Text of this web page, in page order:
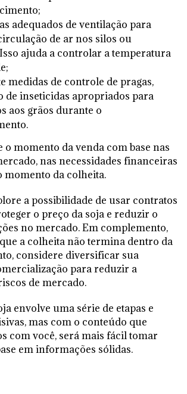
adequados de ventilação para
de ar nos silos ou
ajuda a controlar a temperatura
medidas de controle de pragas,
de inseticidas apropriados para
aos grãos durante o
o momento da venda com base nas
nas necessidades financeiras
momento da colheita.
a possibilidade de usar contratos
o preço da soja e reduzir o
no mercado. Em complemento,
a colheita não termina dentro da
considere diversificar sua
para reduzir a
de mercado.
envolve uma série de etapas e
mas com o conteúdo que
com você, será mais fácil tomar
em informações sólidas.